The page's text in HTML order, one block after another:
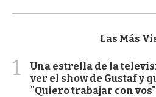
Las Más
1
Una estrella de la
ver el show de Gustaf y
"Quiero trabajar con vos"